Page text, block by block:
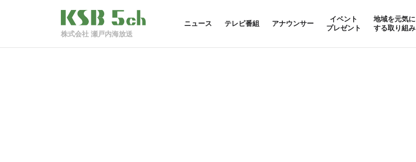
株式会社 瀬戸内海放送
ニュース テレビ番組 アナウンサー
イベント
プレゼント
地域を元気に
する取り組み